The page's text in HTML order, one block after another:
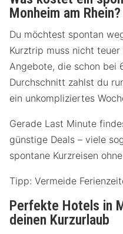
Monheim am Rhein?
Du möchtest spontan
Kurztrip muss nicht
Angebote, die schon bei
Durchschnitt zahlst du
ein unkompliziertes
Gerade Last Minute
günstige Deals – viele
spontane Kurzreisen
Tipp: Vermeide
Perfekte Hotels in
deinen Kurzurlaub